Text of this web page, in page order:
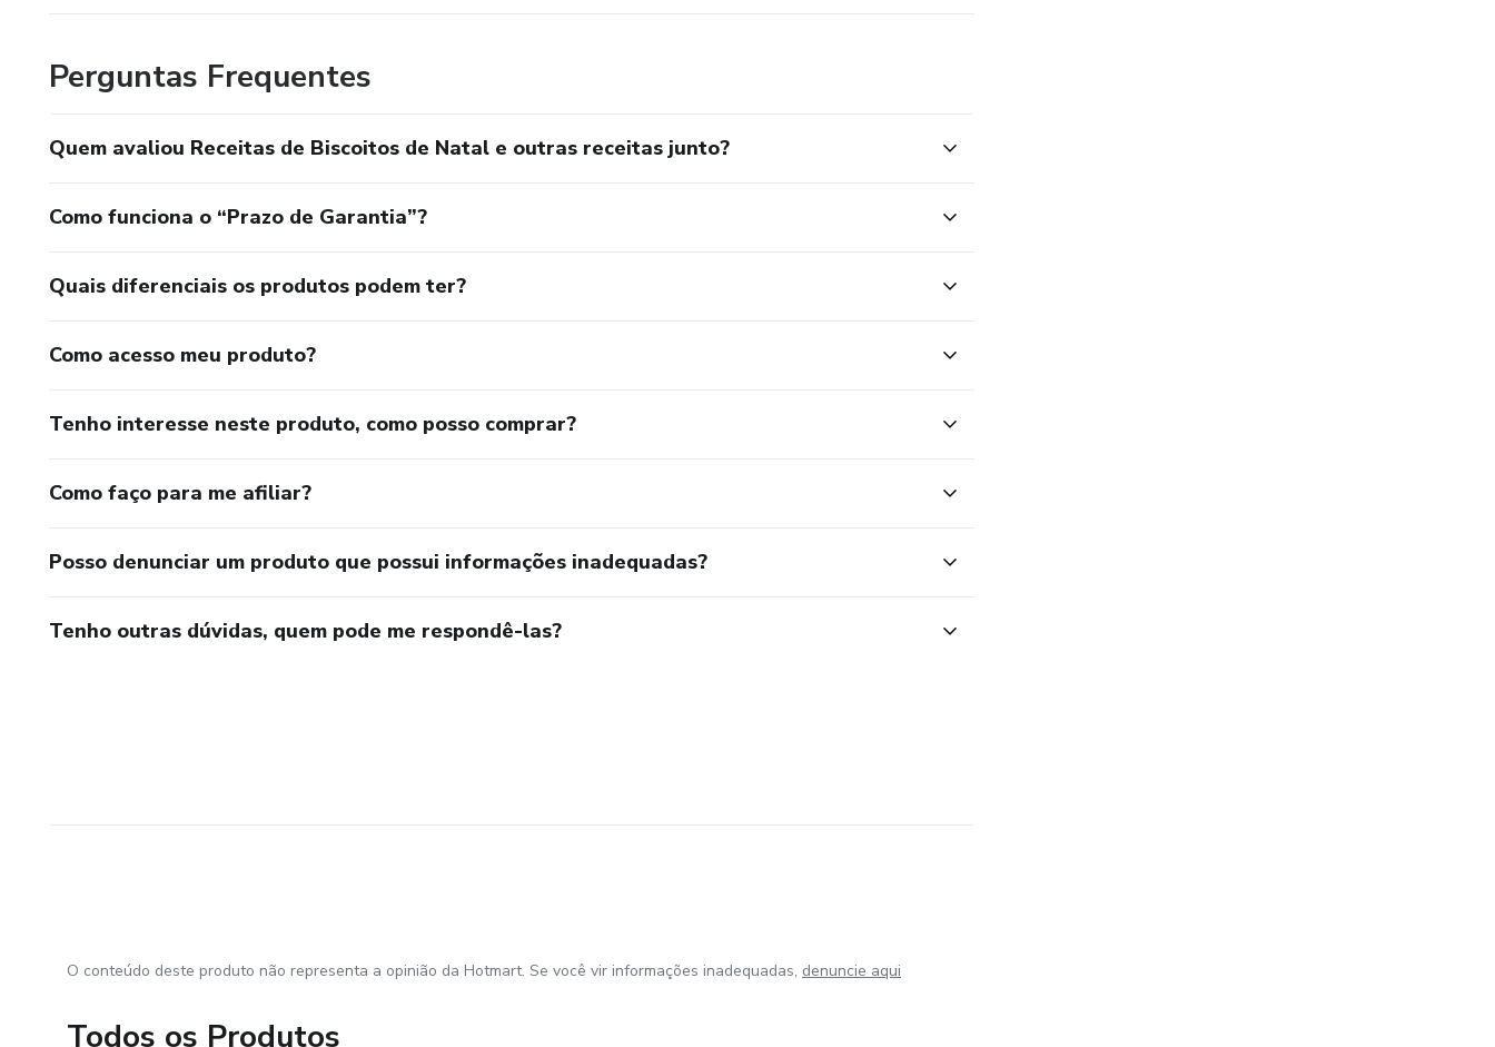
Perguntas Frequentes
Quem avaliou Receitas de Biscoitos de Natal e outras receitas junto?
Como funciona o “Prazo de Garantia”?
Quais diferenciais os produtos podem ter?
Como acesso meu produto?
Tenho interesse neste produto, como posso comprar?
Como faço para me afiliar?
Posso denunciar um produto que possui informações inadequadas?
Tenho outras dúvidas, quem pode me respondê-las?
O conteúdo deste produto não representa a opinião da Hotmart. Se você vir informações inadequadas, denuncie aqui
Todos os Produtos